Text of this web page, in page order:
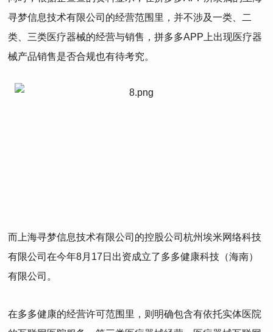
寻梦信息技术有限公司的经营范围里，并不涉及一类、二
类、三类医疗器械的经营与销售，拼多多APP上出现医疗器
械产品销售是否合规也有待考究。
而上海寻梦信息技术有限公司的控股公司杭州埃米网络科技
有限公司在今年8月17日出资成立了多多健康科技（海南）
有限公司。
在多多健康的经营许可范围里，则明确包含有依托实体医院